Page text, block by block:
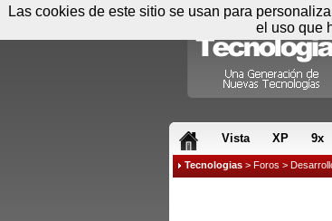
Vista XP 9x
Tecnologias > Foros >
Las cookies de este sitio se usan para
el uso que